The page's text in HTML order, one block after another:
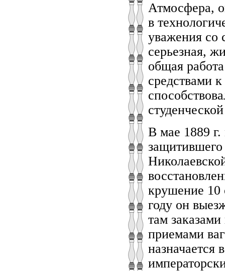
Атмосфера,
в
уважения со
серьезная,
общая
средствами
В мае 1889 г.
крушение 10
году он
там
приемами